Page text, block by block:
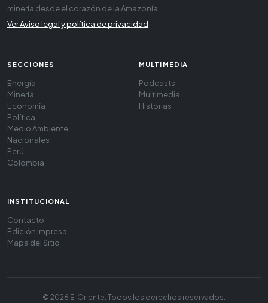
minería desde el corazón de la Amazonía
Ver Aviso legal y política de privacidad
SECCIONES
Energía
Minería
Economía
Política
Medio Ambiente
Nacionales
Perú
Colombia
MULTIMEDIA
Podcasts
Multimedia
Historias
INSTITUCIONAL
Contacto
Edición Impresa
Mapa del Sitio
© 2026 El Oriente. Todos los derechos reservados.